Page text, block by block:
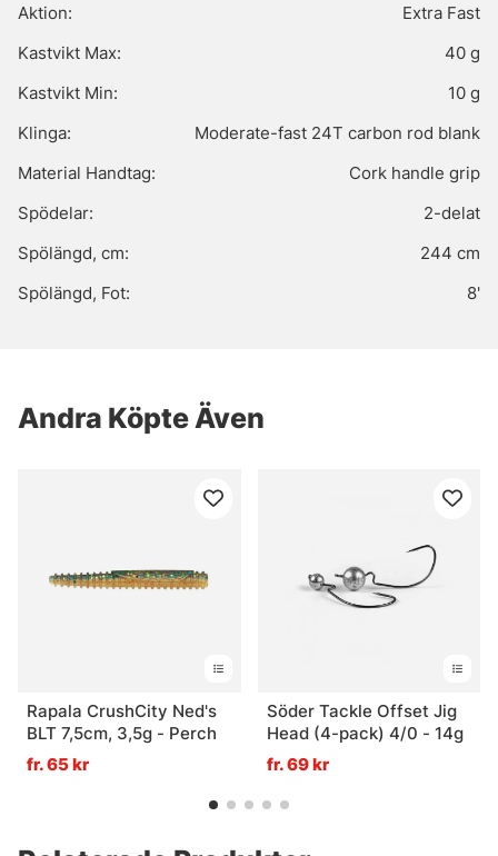
Aktion:
Extra Fast
Kastvikt Max:
40 g
Kastvikt Min:
10 g
Klinga:
Moderate-fast 24T carbon rod blank
Material Handtag:
Cork handle grip
Spödelar:
2-delat
Spölängd, cm:
244 cm
Spölängd, Fot:
8'
Andra Köpte Även
Rapala CrushCity Ned's
BLT 7,5cm, 3,5g - Perch
fr. 65 kr
Söder Tackle Offset Jig
Head (4-pack) 4/0 - 14g
fr. 69 kr